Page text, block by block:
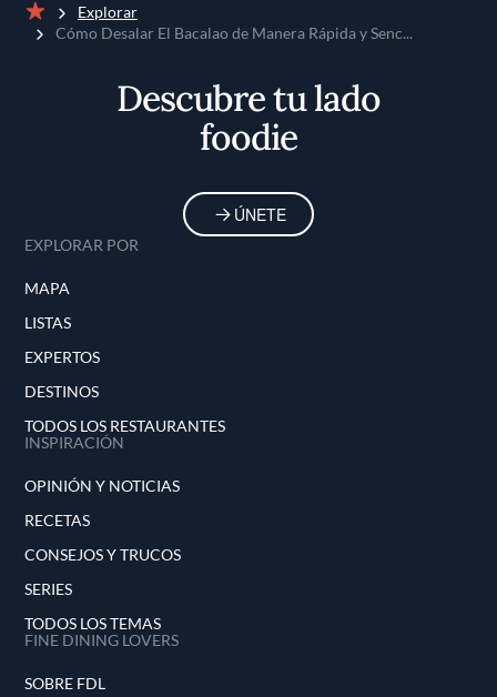
Inicio
Explorar
Cómo Desalar El Bacalao de Manera Rápida y Senc...
Descubre tu lado
foodie
ÚNETE
EXPLORAR POR
MAPA
LISTAS
EXPERTOS
DESTINOS
TODOS LOS RESTAURANTES
INSPIRACIÓN
OPINIÓN Y NOTICIAS
RECETAS
CONSEJOS Y TRUCOS
SERIES
TODOS LOS TEMAS
FINE DINING LOVERS
SOBRE FDL